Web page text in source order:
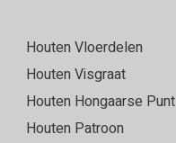
Houten Vloerdelen
Houten Visgraat
Houten Hongaarse Punt
Houten Patroon